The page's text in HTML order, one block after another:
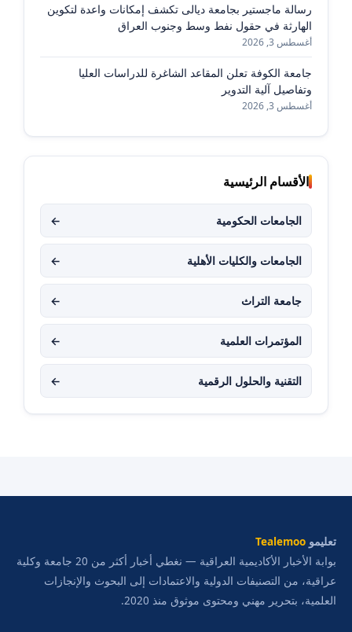
رسالة ماجستير بجامعة ديالى تكشف إمكانات واعدة لتكوين
الهارثة في حقول نفط وسط وجنوب العراق
أغسطس 3, 2026
جامعة الكوفة تعلن المقاعد الشاغرة للدراسات العليا
وتفاصيل آلية التدوير
أغسطس 3, 2026
الأقسام الرئيسية
الجامعات الحكومية ←
الجامعات والكليات الأهلية ←
جامعة التراث ←
المؤتمرات العلمية ←
التقنية والحلول الرقمية ←
تعليمو Tealemoo
بوابة الأخبار الأكاديمية العراقية — نغطي أخبار أكثر من 20 جامعة وكلية
عراقية، من التصنيفات الدولية والاعتمادات إلى البحوث والإنجازات
العلمية، بتحرير مهني ومحتوى موثوق منذ 2020.